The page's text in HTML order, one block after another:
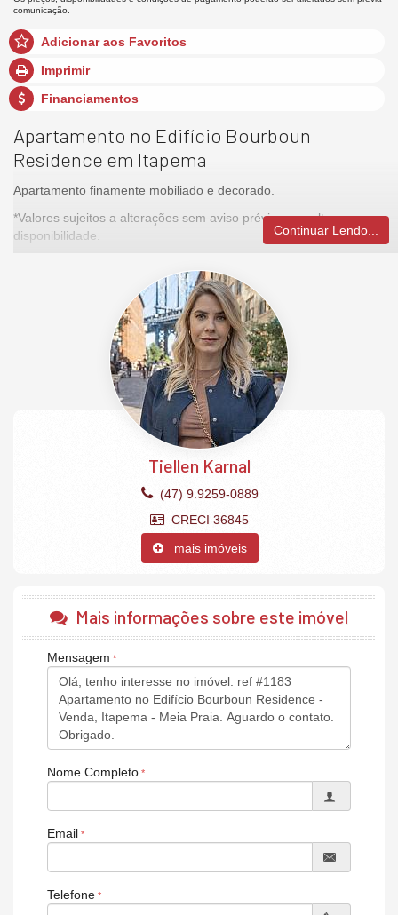
comunicação.
Adicionar aos Favoritos
Imprimir
Financiamentos
Apartamento no Edifício Bourboun
Residence em Itapema
Apartamento finamente mobiliado e decorado.
*Valores sujeitos a alterações sem aviso prévio, consulte
disponibilidade.
Acabamento em gesso
Sacada com churrasqueira à carvão
2 vagas de garagem privativas
Mobiliado, decorado e climatizado.
Circuito Tv
Elevador
Entrada p/ banhistas e box de praia
Hall de entrada decorado e mobiliado
Medidores de água, luz e gás individuais
Piscina adulta
Piscina infantil
Piscina térmica
Playground
Salão de festas.
Continuar Lendo...
Tiellen Karnal
(47) 9.9259-0889
CRECI 36845
mais imóveis
Mais informações sobre este imóvel
Mensagem
Nome Completo
Email
Telefone